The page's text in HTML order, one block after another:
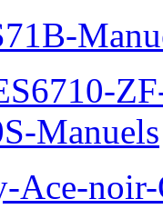
Manuels
Ace-